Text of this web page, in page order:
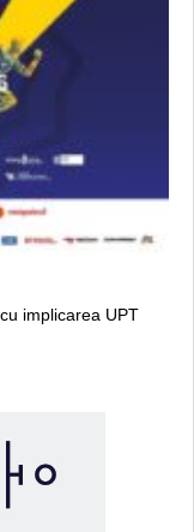
implicarea UPT